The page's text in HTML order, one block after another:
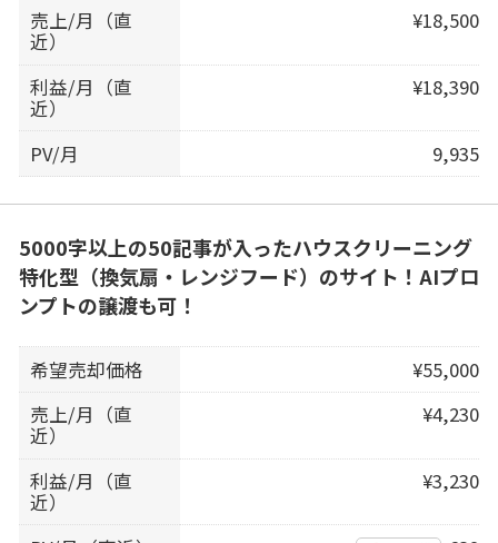
売上/月（直
近）
¥18,500
利益/月（直
近）
¥18,390
PV/月 9,935
5000字以上の50記事が入ったハウスクリーニング
特化型（換気扇・レンジフード）のサイト！AIプロ
ンプトの譲渡も可！
希望売却価格
¥55,000
売上/月（直
近）
¥4,230
利益/月（直
近）
¥3,230